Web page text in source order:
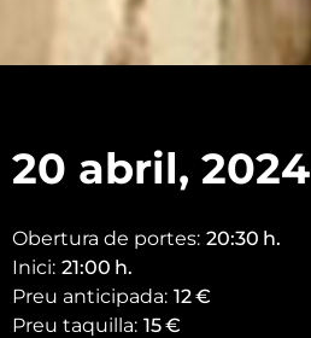
20 abril, 2024
Obertura de portes: 20:30 h.
Inici: 21:00 h.
Preu anticipada: 12€
Preu taquilla: 15€